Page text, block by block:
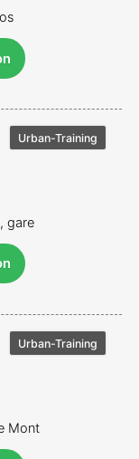
Urban-Training
gare
Urban-Training
Mont